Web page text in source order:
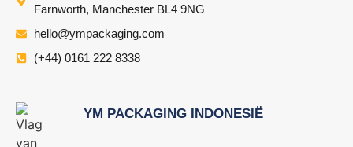
Farnworth, Manchester BL4 9NG
hello@ympackaging.com
(+44) 0161 222 8338
YM PACKAGING INDONESIË